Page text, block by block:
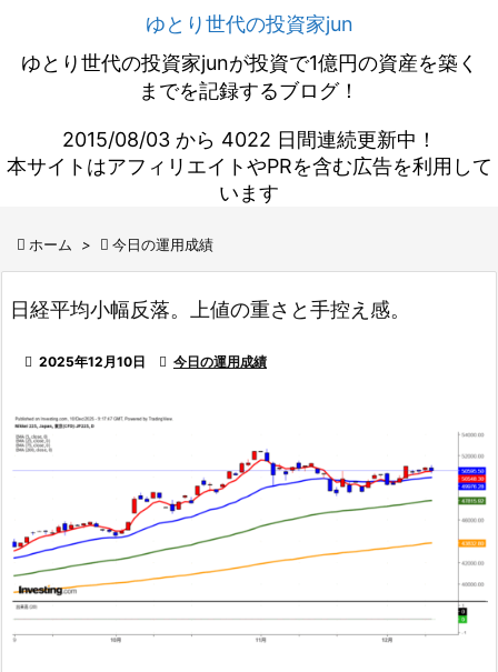
ゆとり世代の投資家jun
ゆとり世代の投資家junが投資で1億円の資産を築く
までを記録するブログ！
2015/08/03 から 4022 日間連続更新中！
本サイトはアフィリエイトやPRを含む広告を利用して
います
 ホーム >  今日の運用成績
日経平均小幅反落。上値の重さと手控え感。
 2025年12月10日  今日の運用成績